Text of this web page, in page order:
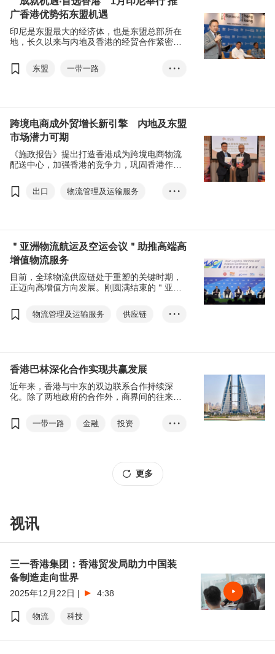
广香港优势拓东盟机遇
印尼是东盟最大的经济体，也是东盟总部所在
地，长久以来与内地及香港的经贸合作紧密。
出以扩大与东南亚国家经贸关系为优先措施 ，
为本地的经济发展带来新的契机。今年7月，香
选香港＂活动，推广香港作为＂超级联系人＂
和＂超级增值人＂的角色，为两地企业开拓新
东盟
一带一路
• • •
跨境电商成外贸增长新引擎 内地及东盟
市场潜力可期
《施政报告》提出打造香港成为跨境电商物流
配送中心，加强香港的竞争力，巩固香港作为
经正式启用，令香港如虎添翼。香港出口信用
保险局（香港信保局）与香港贸发局积极配合
出口
物流管理及运输服务
• • •
＂亚洲物流航运及空运会议＂助推高端高
增值物流服务
目前，全球物流供应链处于重塑的关键时期，
正迈向高增值方向发展。刚圆满结束的＂亚洲
交流平台，今年邀得政商界翘楚就＂高端化，
智能化，绿色化＂物流的议题进行探讨，让业
物流管理及运输服务
供应链
• • •
香港巴林深化合作实现共赢发展
近年来，香港与中东的双边联系合作持续深
化。除了两地政府的合作外，商界间的往来亦
且近年致力促进经济多元化。在 “一带一路” 倡
议下，可为当地及香港企业带来庞大的合作机
一带一路 金融
投资
• • •
更多
视讯
三一香港集团：香港贸发局助力中国装
备制造走向世界
2025年12月22日 | 4:38
物流 科技